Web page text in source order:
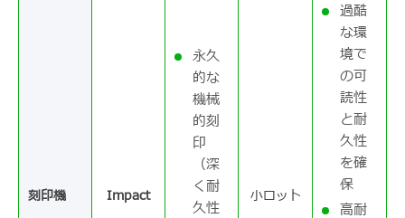
刻印機 Impact
永久
的な
機械
的刻
印
（深
く耐
久性
小ロット
過酷
な環
境で
の可
読性
と耐
久性
を確
保
高耐